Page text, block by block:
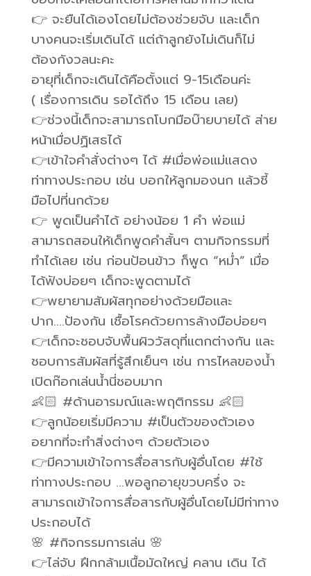
👉 จะยืนได้เองโดยไม่ต้องช่วยจับ และเด็ก
บางคนจะเริ่มเดินได้ แต่ถ้าลูกยังไม่เดินก็ไม่
ต้องกังวลนะคะ
อายุที่เด็กจะเดินได้คือตั้งแต่ 9-15เดือนค่ะ
( เรื่องการเดิน รอได้ถึง 15 เดือน เลย)
👉ช่วงนี้เด็กจะสามารถโบกมือบ๊ายบายได้ ส่าย
หน้าเมื่อปฏิเสธได้
👉เข้าใจคำสั่งต่างๆ ได้ #เมื่อพ่อแม่แสดง
ท่าทางประกอบ เช่น บอกให้ลูกมองนก แล้วชี้
มือไปที่นกด้วย
👉 พูดเป็นคำได้ อย่างน้อย 1 คำ พ่อแม่
สามารถสอนให้เด็กพูดคำสั้นๆ ตามกิจกรรมที่
ทำได้เลย เช่น ก่อนป้อนข้าว ก็พูด “หม่ำ” เมื่อ
ได้ฟังบ่อยๆ เด็กจะพูดตามได้
👉พยายามสัมผัสทุกอย่างด้วยมือและ
ปาก….ป้องกัน เชื้อโรคด้วยการล้างมือบ่อยๆ
👉เด็กจะชอบจับพื้นผิววัสดุที่แตกต่างกัน และ
ชอบการสัมผัสที่รู้สึกเย็นๆ เช่น การไหลของน้ำ
เปิดก๊อกเล่นน้ำนี่ชอบมาก
👶🏻 #ด้านอารมณ์และพฤติกรรม 👶🏻
👉ลูกน้อยเริ่มมีความ #เป็นตัวของตัวเอง
อยากที่จะทำสิ่งต่างๆ ด้วยตัวเอง
👉มีความเข้าใจการสื่อสารกับผู้อื่นโดย #ใช้
ท่าทางประกอบ …พอลูกอายุขวบครึ่ง จะ
สามารถเข้าใจการสื่อสารกับผู้อื่นโดยไม่มีท่าทาง
ประกอบได้
🌸 #กิจกรรมการเล่น 🌸
👉ไล่จับ ฝึกกล้ามเนื้อมัดใหญ่ คลาน เดิน ได้